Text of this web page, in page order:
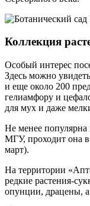
Коллекция
Особый интерес
Здесь можно
и еще около 200
гелиамфору и
для мух и даже
Не менее популярна
МГУ, проходит она в
март).
На территории
редкие растения-
опунции, драцены,